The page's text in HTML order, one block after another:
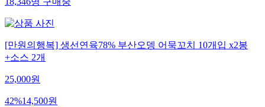
[만원의행복] 생선연육78% 부산오뎅 어묵꼬치 10개입 x2봉
+소스 2개
25,000원
42%14,500원